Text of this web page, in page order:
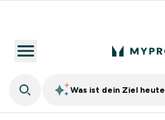
Was ist dein Ziel